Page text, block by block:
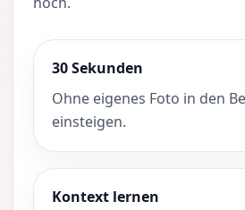
30 Sekunden
Ohne eigenes Foto in den
einsteigen.
Kontext lernen